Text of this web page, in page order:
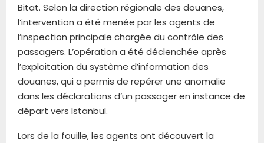
Bitat. Selon la direction régionale des douanes,
l’intervention a été menée par les agents de
l’inspection principale chargée du contrôle des
passagers. L’opération a été déclenchée après
l’exploitation du système d’information des
douanes, qui a permis de repérer une anomalie
dans les déclarations d’un passager en instance de
départ vers Istanbul.
Lors de la fouille, les agents ont découvert la